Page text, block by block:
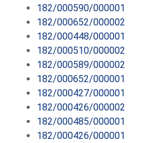
182/000590/000001
182/000652/000002
182/000448/000001
182/000510/000002
182/000589/000002
182/000652/000001
182/000427/000001
182/000426/000002
182/000485/000001
182/000426/000001